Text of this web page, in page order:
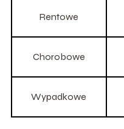
Rentowe
Chorobowe
Wypadkowe